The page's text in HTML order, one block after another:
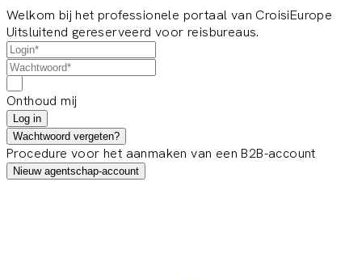
Welkom bij het professionele portaal van CroisiEurope
Uitsluitend gereserveerd voor reisbureaus.
Onthoud mij
Log in
Wachtwoord vergeten?
Procedure voor het aanmaken van een B2B-account
Nieuw agentschap-account